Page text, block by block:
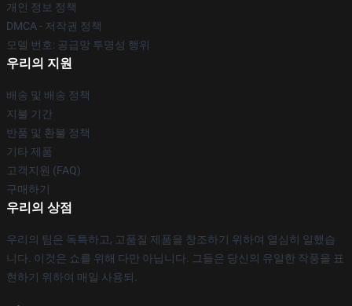
개인 정보 정책
DMCA - 저작권 정책
모델 번호: 공급망 투명성 행위
우리의 지원
배송 및 배송 정책
지불 기간
반품 및 환불 정책
기타 제품
고객지원 (FAQ)
구매하기
우리의 상점
우리의 팀은 독특하고, 고품질 제품을 창조하기 위하여 열심히 일했습
니다. 이것은 쇼를 위해 다만 아닙니다. 그들은 당신의 유일한 작풍을 표
현하기 위하여 매일 사용되.